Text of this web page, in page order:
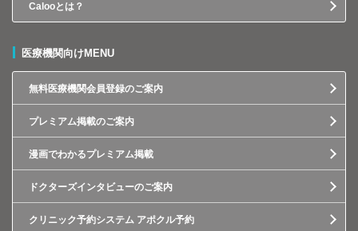
Calooとは？
医療機関向けMENU
無料医療機関会員登録のご案内
プレミアム掲載のご案内
漫画でわかるプレミアム掲載
ドクターズインタビューのご案内
クリニック予約システム アポクル予約